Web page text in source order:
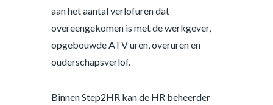
aan het aantal verlofuren dat
overeengekomen is met de werkgever,
opgebouwde ATV uren, overuren en
ouderschapsverlof.
Binnen Step2HR kan de HR beheerder